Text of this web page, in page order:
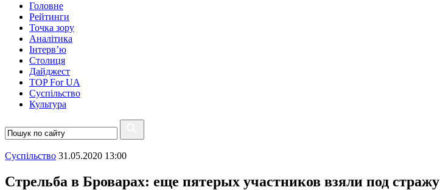
Головне
Рейтинги
Точка зору
Аналітика
Інтерв’ю
Столиця
Дайджест
TOP For UA
Суспiльство
Культура
Суспiльство 31.05.2020 13:00
Стрельба в Броварах: еще пятерых участников взяли под стражу